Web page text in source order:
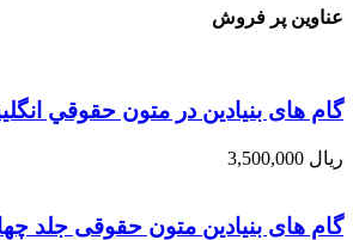
عناوین پر فروش
گام های بنیادین در متون حقوقي
ریال
گام های بنیادین متون حقوقی جلد